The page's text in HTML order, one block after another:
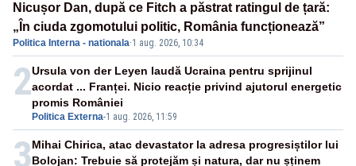
Nicușor Dan, după ce Fitch a păstrat ratingul de țară:
„În ciuda zgomotului politic, România funcționează”
Politica Interna - nationala·1 aug. 2026, 10:34
2
Politica Externa-1 aug. 2026, 11:59
Ursula von der Leyen laudă Ucraina pentru sprijinul
acordat ... Franței. Nicio reacție privind ajutorul energetic
promis României
3Mihai Chirica, atac devastator la adresa progresiștilor lui
Bolojan: Trebuie să protejăm și natura, dar nu șținem